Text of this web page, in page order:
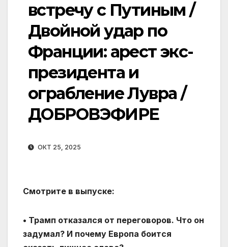
встречу с Путиным /
Двойной удар по
Франции: арест экс-
президента и
ограбление Лувра /
ДОБРОВЭФИРЕ
ОКТ 25, 2025
Смотрите в выпуске:
• Трамп отказался от переговоров. Что он
задумал? И почему Европа боится